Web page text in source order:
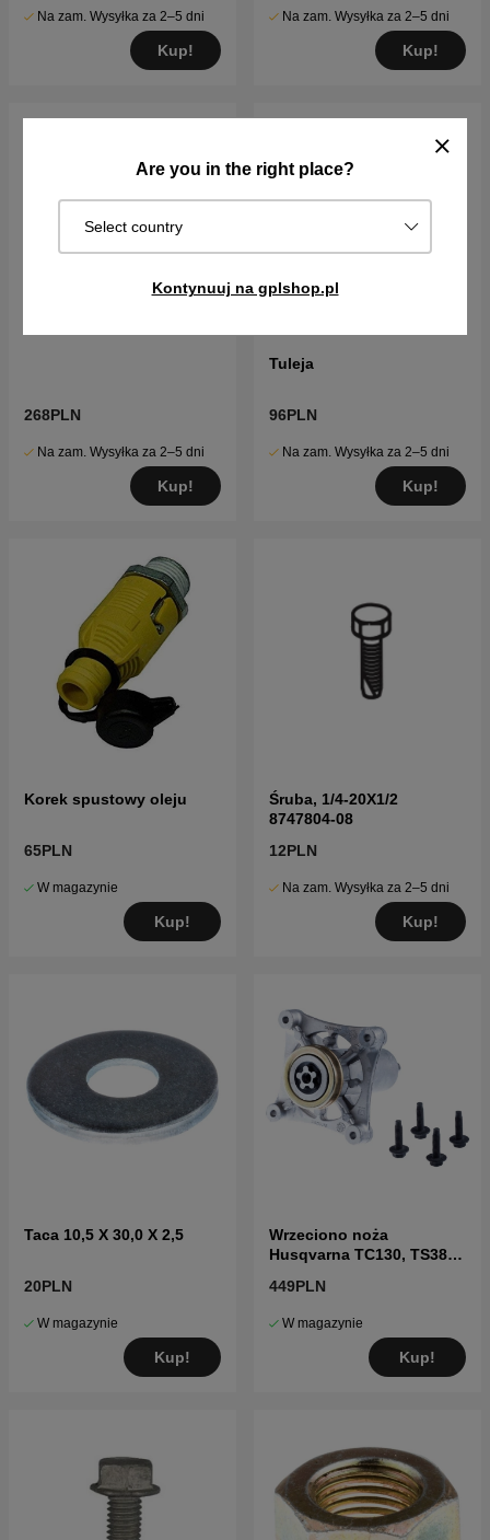
Are you in the right place?
Select country
Kontynuuj na gplshop.pl
Na zam. Wysyłka za 2–5 dni
Kup!
Na zam. Wysyłka za 2–5 dni
Kup!
268PLN
Na zam. Wysyłka za 2–5 dni
Kup!
Tuleja
96PLN
Na zam. Wysyłka za 2–5 dni
Kup!
Korek spustowy oleju
65PLN
W magazynie
Kup!
Śruba, 1/4-20X1/2
8747804-08
12PLN
Na zam. Wysyłka za 2–5 dni
Kup!
Taca 10,5 X 30,0 X 2,5
20PLN
W magazynie
Kup!
Wrzeciono noża
Husqvarna TC130, TS38,
inne
449PLN
W magazynie
Kup!